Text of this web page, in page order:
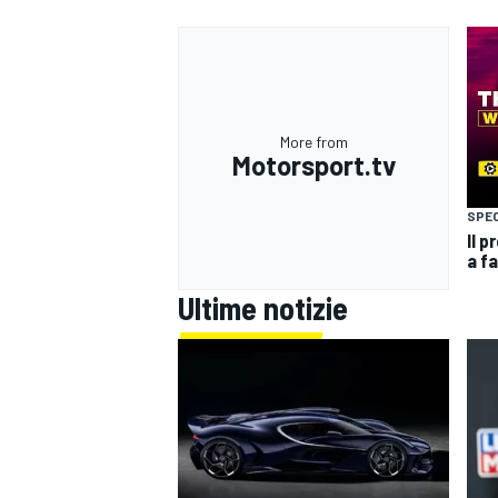
More from
Motorsport.tv
Il
a
Ultime notizie